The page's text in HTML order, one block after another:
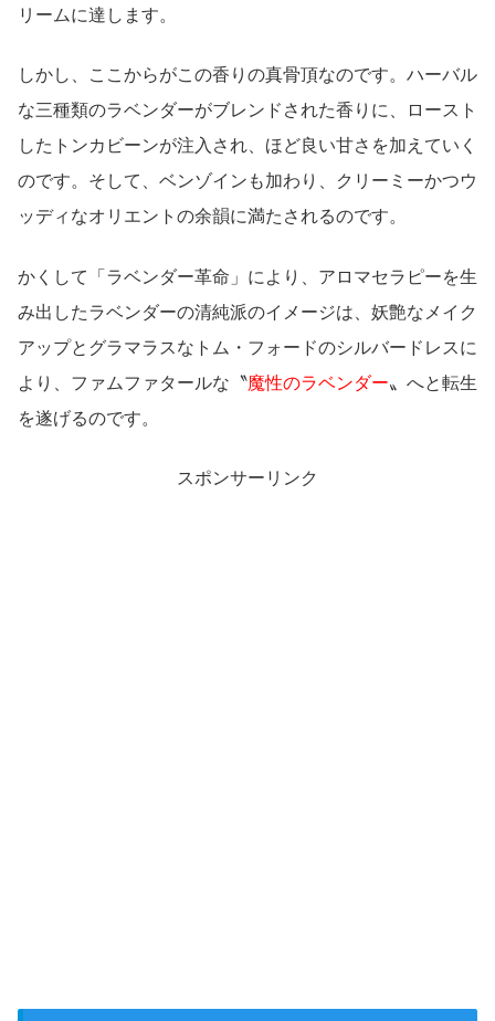
リームに達します。
しかし、ここからがこの香りの真骨頂なのです。ハーバル
な三種類のラベンダーがブレンドされた香りに、ロースト
したトンカビーンが注入され、ほど良い甘さを加えていく
のです。そして、ベンゾインも加わり、クリーミーかつウ
ッディなオリエントの余韻に満たされるのです。
かくして「ラベンダー革命」により、アロマセラピーを生
み出したラベンダーの清純派のイメージは、妖艶なメイク
アップとグラマラスなトム・フォードのシルバードレスに
より、ファムファタールな〝魔性のラベンダー〟へと転生
を遂げるのです。
スポンサーリンク